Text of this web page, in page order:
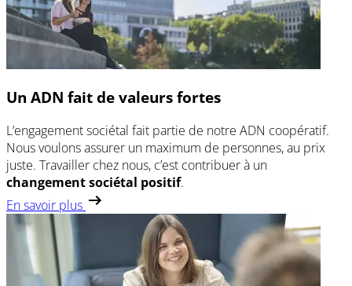
Un ADN fait de valeurs fortes
L’engagement sociétal fait partie de notre ADN coopératif.
Nous voulons assurer un maximum de personnes, au prix
juste. Travailler chez nous, c’est contribuer à un
changement sociétal positif.
En savoir plus